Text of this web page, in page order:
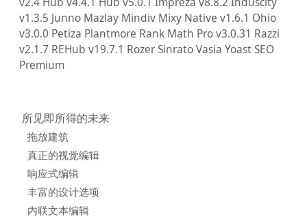
v1.3.5 Junno Mazlay Mindiv Mixy Native v1.6.1 Ohio
v3.0.0 Petiza Plantmore Rank Math Pro v3.0.31 Razzi
v2.1.7 REHub v19.7.1 RozerSinratoVasia Yoast SEO
Premium
所见即所得的未来
拖放建筑
真正的视觉编辑
响应式编辑
丰富的设计选项
内联文本编辑